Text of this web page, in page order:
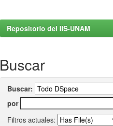
Repositorio del IIS-UNAM
Buscar
Buscar:
por
Filtros actuales: